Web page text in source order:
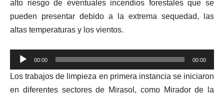
alto riesgo de eventuales incendios forestales que se
pueden presentar debido a la extrema sequedad, las
altas temperaturas y los vientos.
Reproductor
de
audio
00:00 00:00
Los trabajos de limpieza en primera instancia se iniciaron
en diferentes sectores de Mirasol, como Mirador de la